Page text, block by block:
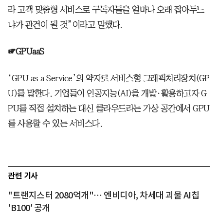
라 고객 맞춤형 서비스로 구독자들을 얼마나 오래 잡아두느
냐가 관건이 될 것”이라고 말했다.
☞GPUaaS
‘GPU as a Service’의 약자로 서비스형 그래픽처리장치(GP
U)를 말한다. 기업들이 인공지능(AI)을 개발·활용하고자 G
PU를 직접 설치하는 대신 클라우드라는 가상 공간에서 GPU
를 사용할 수 있는 서비스다.
관련 기사
"트랜지스터 2080억개"… 엔비디아, 차세대 괴물 AI칩
'B100′ 공개